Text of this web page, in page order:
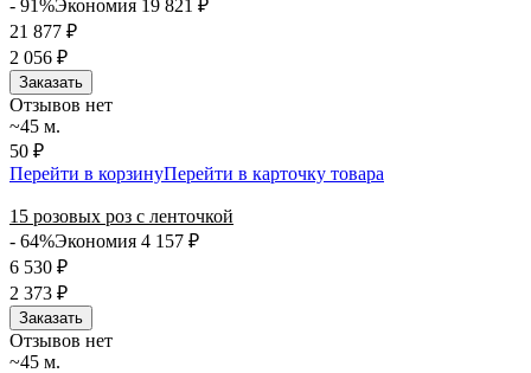
- 91%Экономия 19 821 ₽
21 877 ₽
2 056 ₽
Заказать
Отзывов нет
~45 м.
50 ₽
Перейти в корзинуПерейти в карточку товара
15 розовых роз с ленточкой
- 64%Экономия 4 157 ₽
6 530 ₽
2 373 ₽
Заказать
Отзывов нет
~45 м.